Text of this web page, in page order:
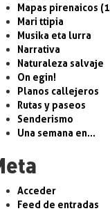
Mapas pirenaicos
Mari ttipia
Musika eta lurra
Narrativa
Naturaleza salvaje
On egin!
Planos callejeros
Rutas y paseos
Senderismo
Una semana en…
Acceder
Feed de entradas